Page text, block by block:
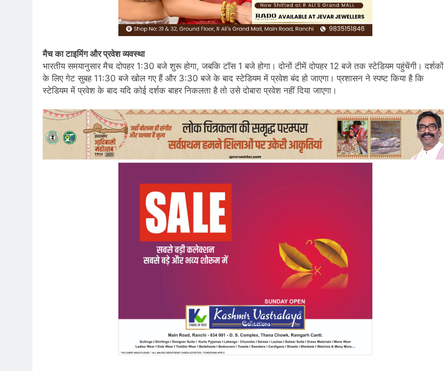
मैच का टाइमिंग और प्रवेश व्यवस्था
भारतीय समयानुसार मैच दोपहर 1:30 बजे शुरू होगा, जबकि टॉस 1 बजे होगा। दोनों टीमें दोपहर 12 बजे तक स्टेडियम पहुंचेंगी। दर्शकों
के लिए गेट सुबह 11:30 बजे खोल गए हैं और 3:30 बजे के बाद स्टेडियम में प्रवेश बंद हो जाएगा। प्रशासन ने स्पष्ट किया है कि
स्टेडियम में प्रवेश के बाद यदि कोई दर्शक बाहर निकलता है तो उसे दोबारा प्रवेश नहीं दिया जाएगा।